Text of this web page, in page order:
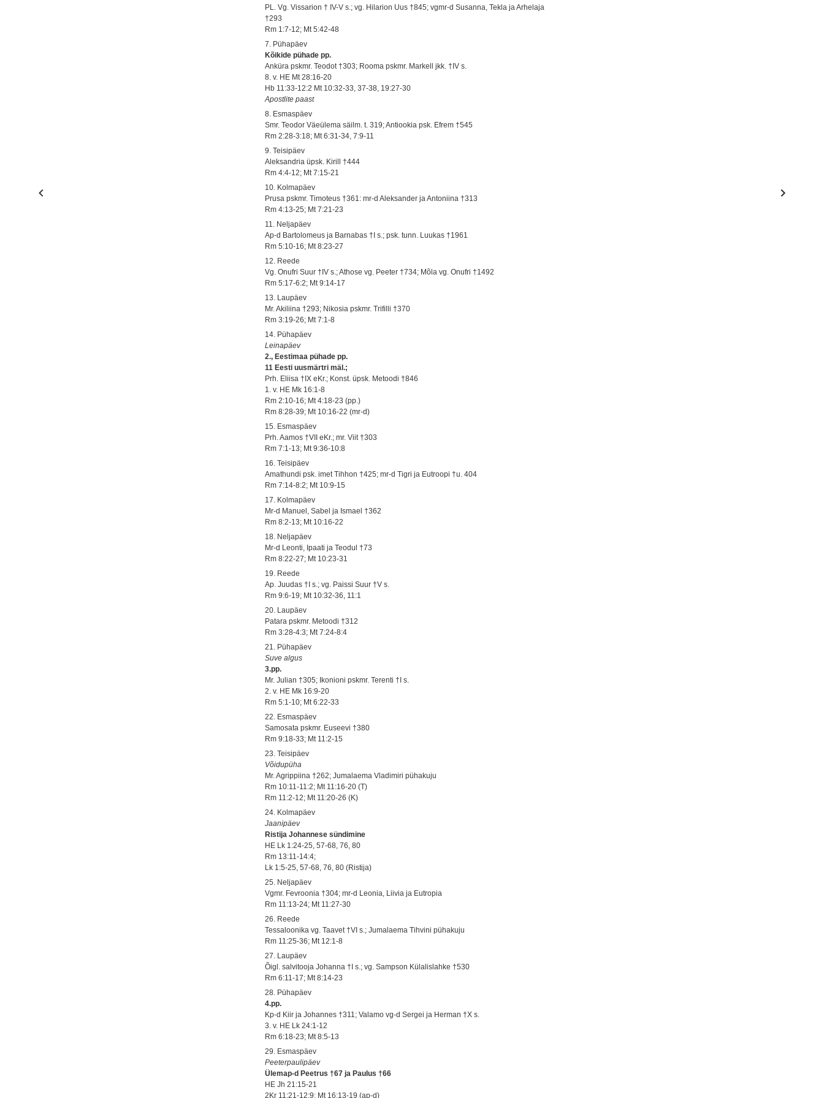
PL. Vg. Vissarion † IV-V s.; vg. Hilarion Uus †845; vgmr-d Susanna, Tekla ja Arhelaja
†293
Rm 1:7-12; Mt 5:42-48
7. Pühapäev
Kõikide pühade pp.
Anküra pskmr. Teodot †303; Rooma pskmr. Markell jkk. †IV s.
8. v. HE Mt 28:16-20
Hb 11:33-12:2 Mt 10:32-33, 37-38, 19:27-30
Apostlite paast
8. Esmaspäev
Smr. Teodor Väeülema säilm. t. 319; Antiookia psk. Efrem †545
Rm 2:28-3:18; Mt 6:31-34, 7:9-11
9. Teisipäev
Aleksandria üpsk. Kirill †444
Rm 4:4-12; Mt 7:15-21
10. Kolmapäev
Prusa pskmr. Timoteus †361: mr-d Aleksander ja Antoniina †313
Rm 4:13-25; Mt 7:21-23
11. Neljapäev
Ap-d Bartolomeus ja Barnabas †I s.; psk. tunn. Luukas †1961
Rm 5:10-16; Mt 8:23-27
12. Reede
Vg. Onufri Suur †IV s.; Athose vg. Peeter †734; Mõla vg. Onufri †1492
Rm 5:17-6:2; Mt 9:14-17
13. Laupäev
Mr. Akiliina †293; Nikosia pskmr. Trifilli †370
Rm 3:19-26; Mt 7:1-8
14. Pühapäev
Leinapäev
2., Eestimaa pühade pp.
11 Eesti uusmärtri mäl.;
Prh. Eliisa †IX eKr.; Konst. üpsk. Metoodi †846
1. v. HE Mk 16:1-8
Rm 2:10-16; Mt 4:18-23 (pp.)
Rm 8:28-39; Mt 10:16-22 (mr-d)
15. Esmaspäev
Prh. Aamos †VII eKr.; mr. Viit †303
Rm 7:1-13; Mt 9:36-10:8
16. Teisipäev
Amathundi psk. imet Tihhon †425; mr-d Tigri ja Eutroopi †u. 404
Rm 7:14-8:2; Mt 10:9-15
17. Kolmapäev
Mr-d Manuel, Sabel ja Ismael †362
Rm 8:2-13; Mt 10:16-22
18. Neljapäev
Mr-d Leonti, Ipaati ja Teodul †73
Rm 8:22-27; Mt 10:23-31
19. Reede
Ap. Juudas †I s.; vg. Paissi Suur †V s.
Rm 9:6-19; Mt 10:32-36, 11:1
20. Laupäev
Patara pskmr. Metoodi †312
Rm 3:28-4:3; Mt 7:24-8:4
21. Pühapäev
Suve algus
3.pp.
Mr. Julian †305; Ikonioni pskmr. Terenti †I s.
2. v. HE Mk 16:9-20
Rm 5:1-10; Mt 6:22-33
22. Esmaspäev
Samosata pskmr. Euseevi †380
Rm 9:18-33; Mt 11:2-15
23. Teisipäev
Võidupüha
Mr. Agrippiina †262; Jumalaema Vladimiri pühakuju
Rm 10:11-11:2; Mt 11:16-20 (T)
Rm 11:2-12; Mt 11:20-26 (K)
24. Kolmapäev
Jaanipäev
Ristija Johannese sündimine
HE Lk 1:24-25, 57-68, 76, 80
Rm 13:11-14:4;
Lk 1:5-25, 57-68, 76, 80 (Ristija)
25. Neljapäev
Vgmr. Fevroonia †304; mr-d Leonia, Liivia ja Eutropia
Rm 11:13-24; Mt 11:27-30
26. Reede
Tessaloonika vg. Taavet †VI s.; Jumalaema Tihvini pühakuju
Rm 11:25-36; Mt 12:1-8
27. Laupäev
Õigl. salvitooja Johanna †I s.; vg. Sampson Külalislahke †530
Rm 6:11-17; Mt 8:14-23
28. Pühapäev
4.pp.
Kp-d Kiir ja Johannes †311; Valamo vg-d Sergei ja Herman †X s.
3. v. HE Lk 24:1-12
Rm 6:18-23; Mt 8:5-13
29. Esmaspäev
Peeterpaulipäev
Ülemap-d Peetrus †67 ja Paulus †66
HE Jh 21:15-21
2Kr 11:21-12:9; Mt 16:13-19 (ap-d)